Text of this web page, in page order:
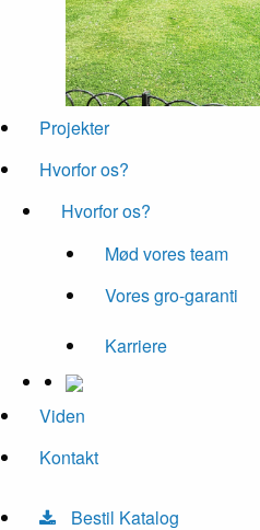
Projekter
Hvorfor os?
Hvorfor os?
Mød vores team
Vores gro-garanti
Karriere
Viden
Kontakt
Bestil Katalog